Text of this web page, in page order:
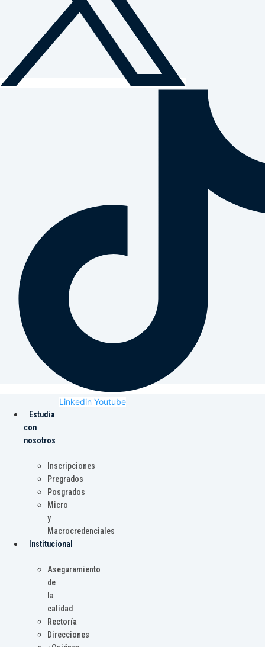
Linkedin Youtube
Estudia
con
nosotros
Inscripciones
Pregrados
Posgrados
Micro
y
Macrocredenciales
Institucional
Aseguramiento
de
la
calidad
Rectoría
Direcciones